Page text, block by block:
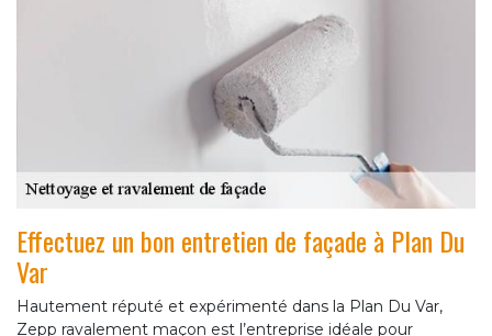
Effectuez un bon entretien de façade à Plan Du
Var
Hautement réputé et expérimenté dans la Plan Du Var,
Zepp ravalement maçon est l’entreprise idéale pour